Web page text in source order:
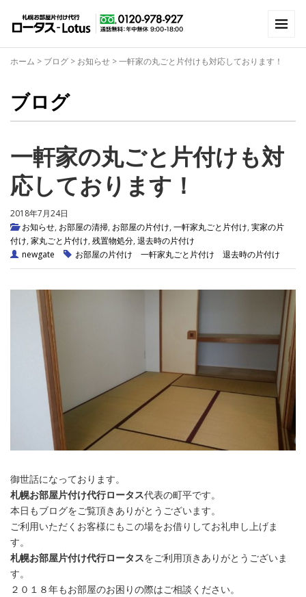
ホーム > ブログ > お知らせ >一軒家の丸ごと片付けも対応しております！
ブログ
一軒家の丸ごと片付けも対
応しております！
2018年7月24日
お知らせ, お部屋の清掃, お部屋の片付け, 一軒家丸ごと片付け, 実家の片
付け, 家丸ごと片付け, 残置物処分, 退去時の片付け
newgate
お部屋の片付け 一軒家丸ごと片付け 退去時の片付け
御世話になっております。
札幌お部屋片付け代行ロータス代表の町平です。
本日もブログをご覧頂きありがとうございます。
ご利用いただくお客様にもこの場をお借りしてお礼申し上げま
す。
札幌お部屋片付け代行ロータスをご利用頂きありがとうございま
す。
２０１８年もお部屋のお困りの際はご相談ください。